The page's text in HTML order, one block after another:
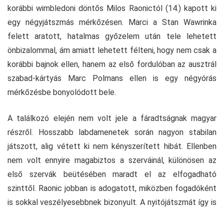
korábbi wimbledoni döntős Milos Raonictól (14.) kapott ki
egy négyjátszmás mérkőzésen. Marci a Stan Wawrinka
felett aratott, hatalmas győzelem után tele lehetett
önbizalommal, ám amiatt lehetett félteni, hogy nem csak a
korábbi bajnok ellen, hanem az első fordulóban az ausztrál
szabad-kártyás Marc Polmans ellen is egy négyórás
mérkőzésbe bonyolódott bele.
A találkozó elején nem volt jele a fáradtságnak magyar
részről. Hosszabb labdamenetek során nagyon stabilan
játszott, alig vétett ki nem kényszerített hibát. Ellenben
nem volt ennyire magabiztos a szerváinál, különösen az
első szervák beütésében maradt el az elfogadható
szinttől. Raonic jobban is adogatott, miközben fogadóként
is sokkal veszélyesebbnek bizonyult. A nyitójátszmát így is